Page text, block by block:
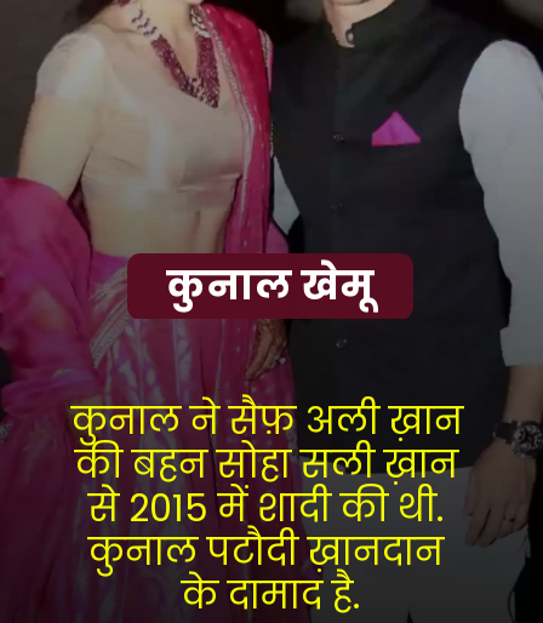
कुनाल खेमू
कुनाल ने सैफ़ अली ख़ान
की बहन सोहा सली ख़ान
से 2015 में शादी की थी.
कुनाल पटौदी ख़ानदान
के दामाद है.